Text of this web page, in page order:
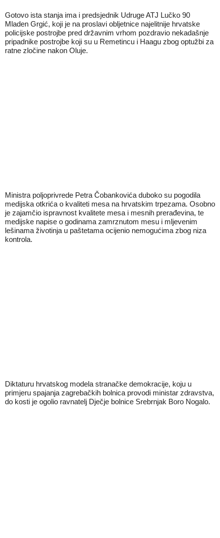
Gotovo ista stanja ima i predsjednik Udruge ATJ Lučko 90
Mladen Grgić, koji je na proslavi obljetnice najelitnije hrvatske
policijske postrojbe pred državnim vrhom pozdravio nekadašnje
pripadnike postrojbe koji su u Remetincu i Haagu zbog optužbi za
ratne zločine nakon Oluje.
Ministra poljoprivrede Petra Čobankovića duboko su pogodila
medijska otkrića o kvaliteti mesa na hrvatskim trpezama. Osobno
je zajamčio ispravnost kvalitete mesa i mesnih prerađevina, te
medijske napise o godinama zamrznutom mesu i mljevenim
lešinama životinja u paštetama ocijenio nemogućima zbog niza
kontrola.
Diktaturu hrvatskog modela stranačke demokracije, koju u
primjeru spajanja zagrebačkih bolnica provodi ministar zdravstva,
do kosti je ogolio ravnatelj Dječje bolnice Srebrnjak Boro Nogalo.